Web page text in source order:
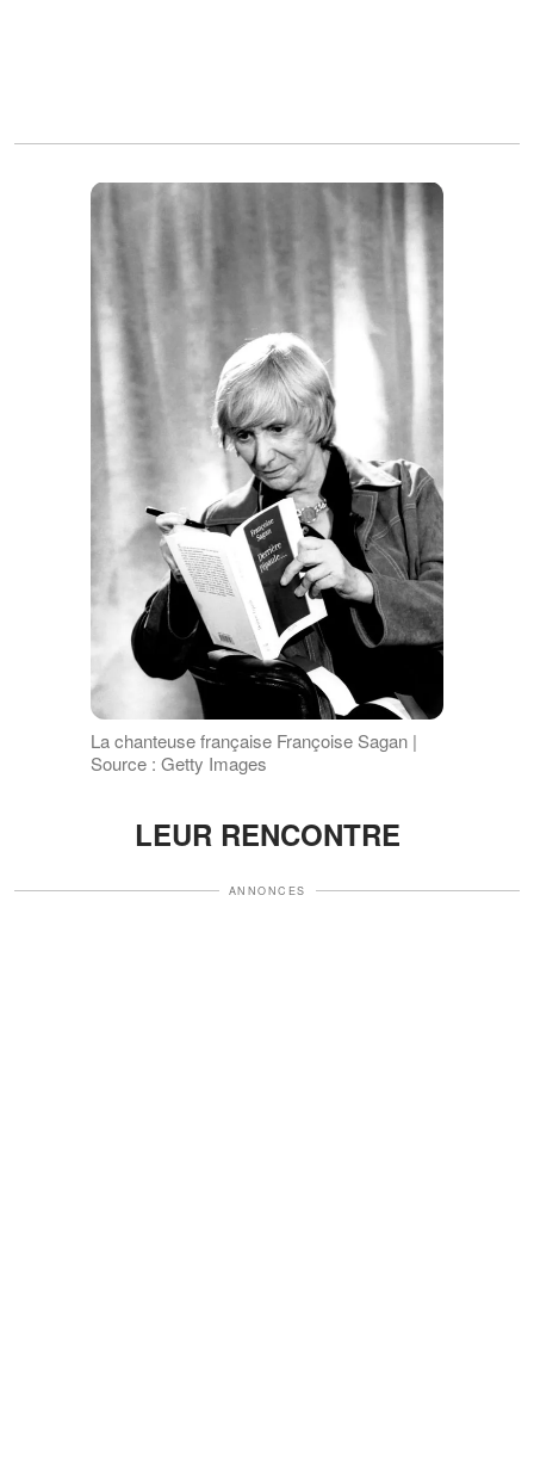
La chanteuse française Françoise Sagan |
Source : Getty Images
LEUR RENCONTRE
ANNONCES